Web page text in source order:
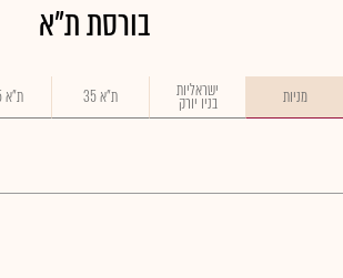
בורסת ת"א
מניות ישראליות
בניו יורק ת"א 35 ת"א 125